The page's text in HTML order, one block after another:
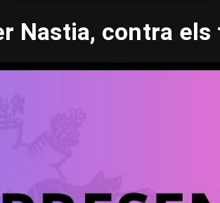
Nastia, contra